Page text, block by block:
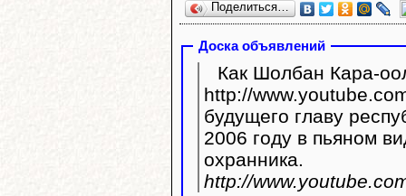
Поделиться…
Доска объявлений
Как Шолбан Кара-
http://www.youtube.com/
будущего главу
2006 году в пьяном
охранника.
http://